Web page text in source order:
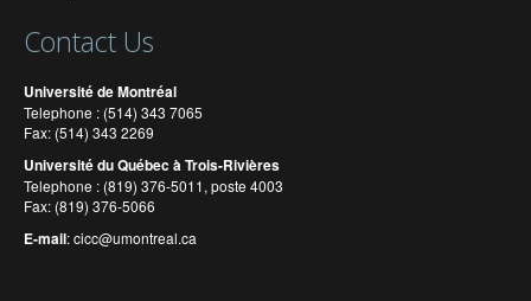
Contact Us
Université de Montréal
Telephone : (514) 343 7065
Fax: (514) 343 2269
Université du Québec à Trois-Rivières
Telephone : (819) 376-5011, poste 4003
Fax: (819) 376-5066
E-mail:cicc@umontreal.ca